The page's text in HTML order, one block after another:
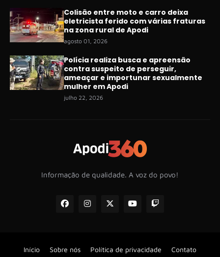
Colisão entre moto e carro deixa
eletricista ferido com várias fraturas
na zona rural de Apodi
agosto 01, 2026
Polícia realiza busca e apreensão
contra suspeito de perseguir,
ameaçar e importunar sexualmente
mulher em Apodi
julho 22, 2026
Informação de qualidade. A voz do povo!
Início Sobre nós Política de privacidade Contato